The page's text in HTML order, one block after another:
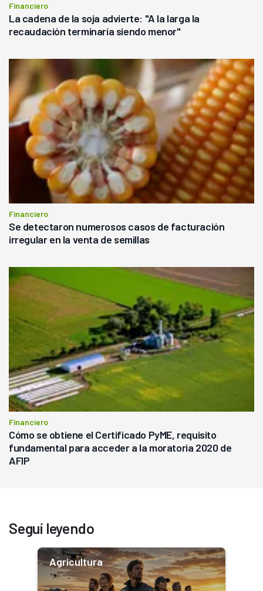
Financiero
La cadena de la soja advierte: "A la larga la
recaudación terminaría siendo menor"
Financiero
Se detectaron numerosos casos de facturación
irregular en la venta de semillas
Financiero
Cómo se obtiene el Certificado PyME, requisito
fundamental para acceder a la moratoria 2020 de
AFIP
Seguí leyendo
Agricultura